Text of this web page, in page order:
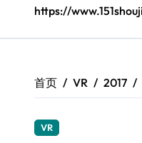
荣耀
荣耀
https://
首页 VR 2017
VR